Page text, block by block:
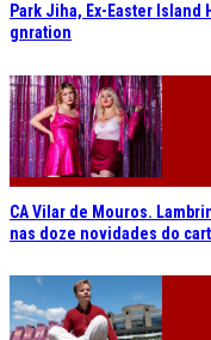
Park Jiha, Ex-Easter Island
gnration
CA Vilar de Mouros.
nas doze novidades do